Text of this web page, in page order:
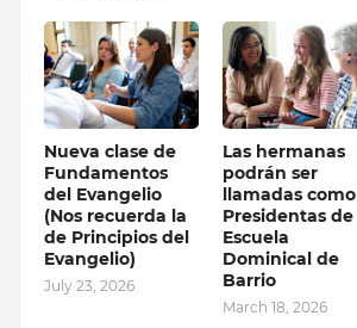
Nueva clase de
Fundamentos
del Evangelio
(Nos recuerda la
de Principios del
Evangelio)
July 23, 2026
Las hermanas
podrán ser
llamadas como
Presidentas de
Escuela
Dominical de
Barrio
March 18, 2026